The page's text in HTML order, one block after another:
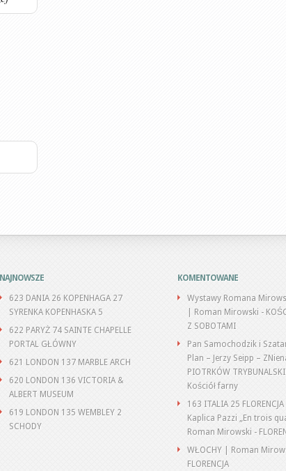
NAJNOWSZE
623 DANIA 26 KOPENHAGA 27
SYRENKA KOPENHASKA 5
622 PARYŻ 74 SAINTE CHAPELLE
PORTAL GŁÓWNY
621 LONDON 137 MARBLE ARCH
620 LONDON 136 VICTORIA &
ALBERT MUSEUM
619 LONDON 135 WEMBLEY 2
SCHODY
KOMENTOWANE
Wystawy Romana
| Roman Mirowski -
Z SOBOTAMI
Pan Samochodzik i
Plan – Jerzy Seipp –
PIOTRKÓW TRYBUNALSKI
Kościół farny
163 ITALIA 25 FLORENCJA
Kaplica Pazzi „En trois
Roman Mirowski -
WŁOCHY | Roman
FLORENCJA